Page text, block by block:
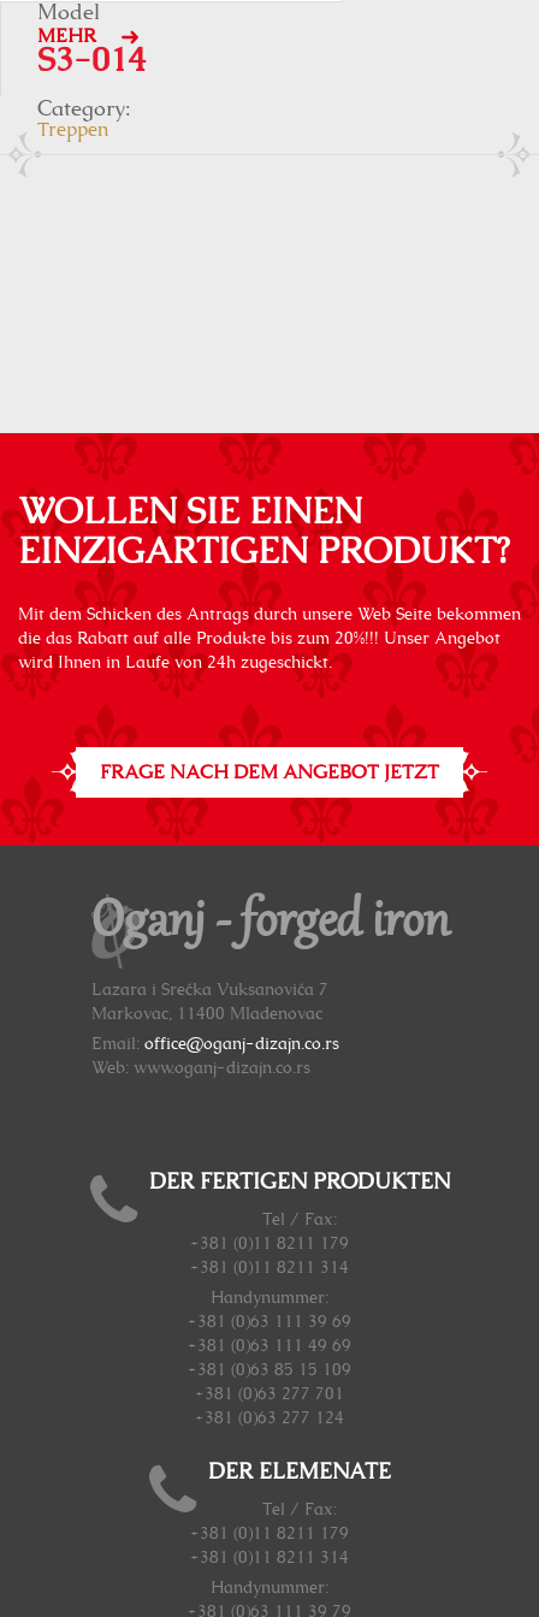
Model
S3-014
Category:
Treppen
MEHR
WOLLEN SIE EINEN
EINZIGARTIGEN PRODUKT?
Mit dem Schicken des Antrags durch unsere Web Seite bekommen
die das Rabatt auf alle Produkte bis zum 20%!!! Unser Angebot
wird Ihnen in Laufe von 24h zugeschickt.
FRAGE NACH DEM ANGEBOT JETZT
Oganj - forged iron
Lazara i Srećka Vuksanovića 7
Markovac, 11400 Mladenovac
Email: office@oganj-dizajn.co.rs
Web: www.oganj-dizajn.co.rs
DER FERTIGEN PRODUKTEN
Tel / Fax:
+381 (0)11 8211 179
+381 (0)11 8211 314
Handynummer:
+381 (0)63 111 39 69
+381 (0)63 111 49 69
+381 (0)63 85 15 109
+381 (0)63 277 701
+381 (0)63 277 124
DER ELEMENATE
Tel / Fax:
+381 (0)11 8211 179
+381 (0)11 8211 314
Handynummer:
+381 (0)63 111 39 79